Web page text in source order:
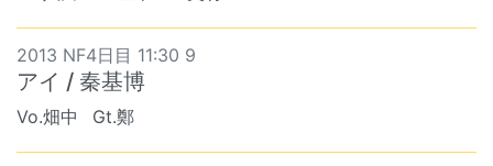
2013 NF4日目 11:30 9
アイ / 秦基博
Vo.畑中 Gt.鄭